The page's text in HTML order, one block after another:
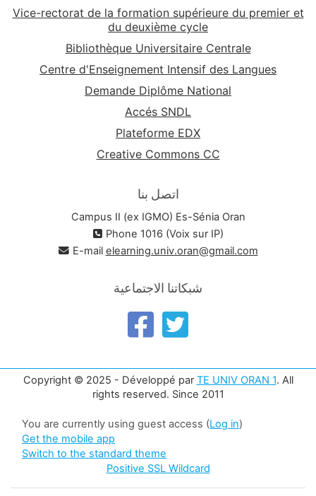
Vice-rectorat de la formation supérieure du premier et
du deuxième cycle
Bibliothèque Universitaire Centrale
Centre d'Enseignement Intensif des Langues
Demande Diplôme National
Accés SNDL
Plateforme EDX
Creative Commons CC
اتصل بنا
Campus II (ex IGMO) Es-Sénia Oran
Phone 1016 (Voix sur IP)
E-mail elearning.univ.oran@gmail.com
شبكاتنا الاجتماعية
Copyright © 2025 - Développé par TE UNIV ORAN 1. All
rights reserved. Since 2011
You are currently using guest access (Log in)
Get the mobile app
Switch to the standard theme
Positive SSL Wildcard